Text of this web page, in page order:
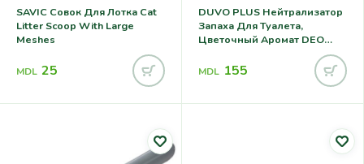
SAVIC Совок Для Лотка Cat
Litter Scoop With Large
Meshes
MDL 25
DUVO PLUS Нейтрализатор
Запаха Для Туалета,
Цветочный Аромат DEO
MDL 155